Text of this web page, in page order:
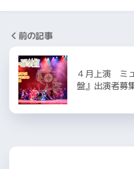
前の記事
４月上演 ミ
盤』出演者募